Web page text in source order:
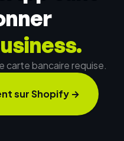
carte bancaire requise.
sur Shopify→